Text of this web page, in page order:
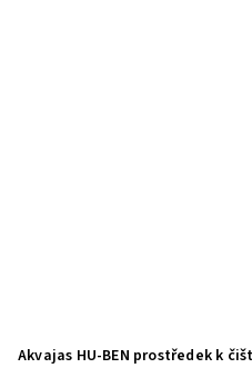
Akvajas HU-BEN prostředek k